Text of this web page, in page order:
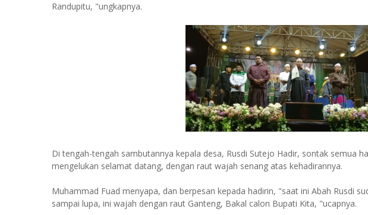
Randupitu, "ungkapnya.
Di tengah-tengah sambutannya kepala desa, Rusdi Sutejo Hadir, sontak semua
mengelukan selamat datang, dengan raut wajah senang atas kehadirannya.
Muhammad Fuad menyapa, dan berpesan kepada hadirin, "saat ini Abah Rusdi
sampai lupa, ini wajah dengan raut Ganteng, Bakal calon Bupati Kita, "ucapnya.